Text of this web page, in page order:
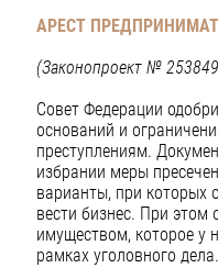
АРЕСТ
(Законопроект №
Совет Федерации
оснований и
преступлениям.
избрании меры
варианты, при которых
вести бизнес. При этом
имуществом, которое у
рамках уголовного дела.